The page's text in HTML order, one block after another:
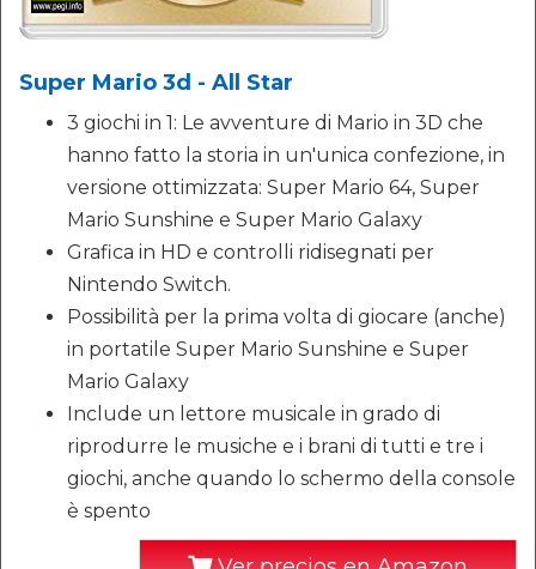
Super Mario 3d - All Star
3 giochi in 1: Le avventure di Mario in 3D che
hanno fatto la storia in un'unica confezione, in
versione ottimizzata: Super Mario 64, Super
Mario Sunshine e Super Mario Galaxy
Grafica in HD e controlli ridisegnati per
Nintendo Switch.
Possibilità per la prima volta di giocare (anche)
in portatile Super Mario Sunshine e Super
Mario Galaxy
Include un lettore musicale in grado di
riprodurre le musiche e i brani di tutti e tre i
giochi, anche quando lo schermo della console
è spento